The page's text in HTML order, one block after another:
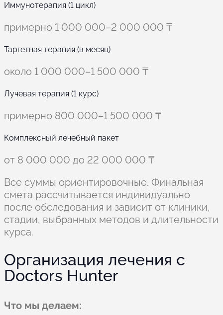
Иммунотерапия (1 цикл)
примерно 1 000 000–2 000 000 ₸
Таргетная терапия (в месяц)
около 1 000 000–1 500 000 ₸
Лучевая терапия (1 курс)
примерно 800 000–1 500 000 ₸
Комплексный лечебный пакет
от 8 000 000 до 22 000 000 ₸
Все суммы ориентировочные. Финальная
смета рассчитывается индивидуально
после обследования и зависит от клиники,
стадии, выбранных методов и длительности
курса.
Организация лечения с
Doctors Hunter
Что мы делаем: